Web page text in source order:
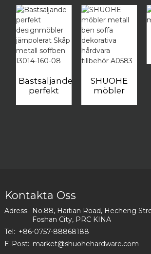
Bästsäljande
perfekt
SHUOHE
möbler
Kontakta Oss
Adress: No.88, Haitian Road, Hecheng
Foshan City, PRC KINA
Tel: +86-0757-88868188
E-Post: market@shuohehardware.com